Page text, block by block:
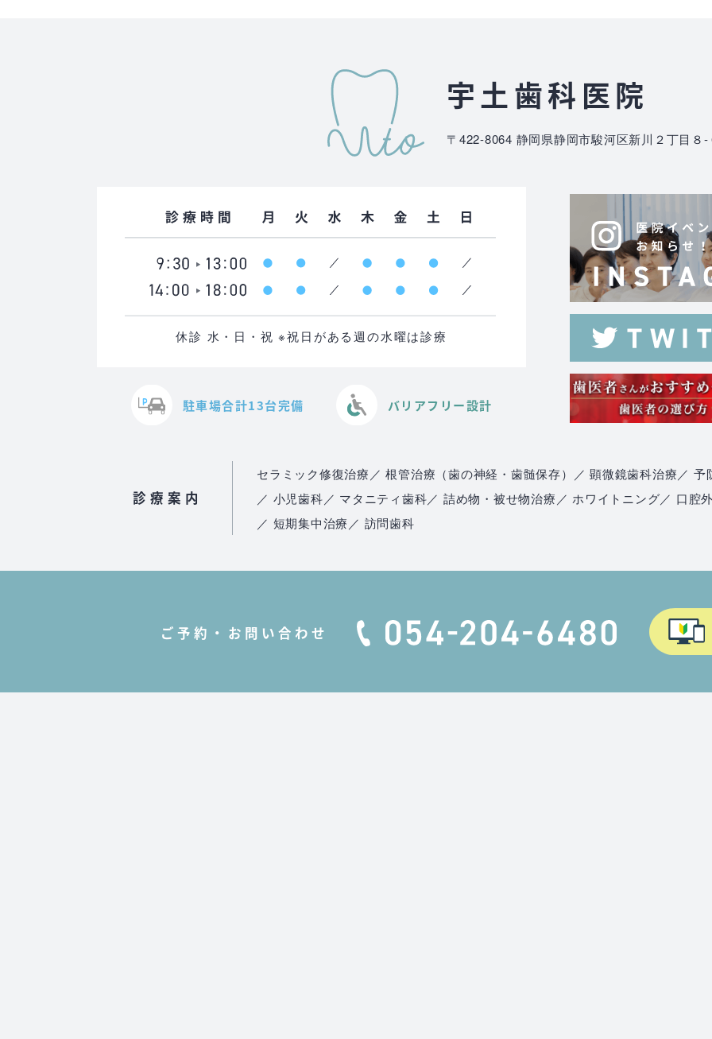
宇土歯科医院
〒422-8064 静岡県静岡市駿河区新川２丁目８-
休診 水・日・祝 ※祝日がある週の水曜は診療
駐車場合計13台完備 バリアフリー設計
診療案内
セラミック修復治療／ 根管治療（歯の神経・歯髄保存） ／ 顕微鏡歯科治療／ 予
／ 小児歯科／ マタニティ歯科／ 詰め物・被せ物治療／ ホワイトニング／ 口腔
／ 短期集中治療／ 訪問歯科
ご予約・お問い合わせ